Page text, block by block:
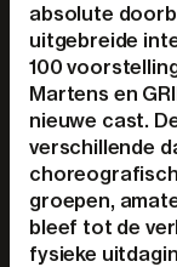
absolute
uitgebreide
100
Martens en
nieuwe cast.
verschillende
groepen,
bleef tot de
fysieke